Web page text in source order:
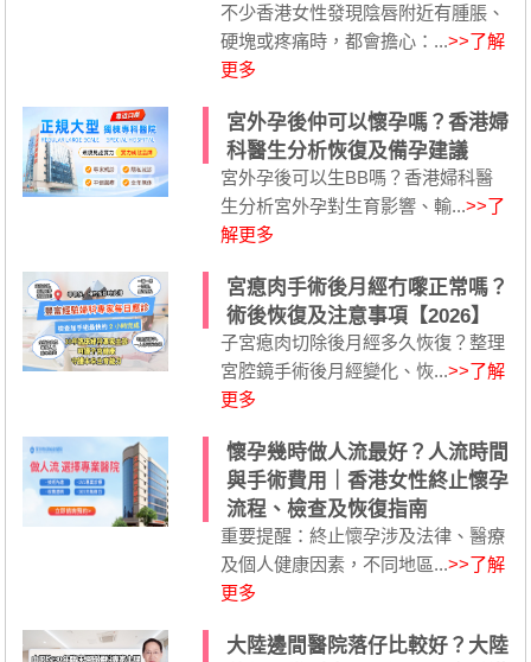
不少香港女性發現陰唇附近有腫脹、
硬塊或疼痛時，都會擔心：...>>了解
更多
宮外孕後仲可以懷孕嗎？香港婦
科醫生分析恢復及備孕建議
宮外孕後可以生BB嗎？香港婦科醫
生分析宮外孕對生育影響、輸...>>了
解更多
宮瘜肉手術後月經冇嚟正常嗎？
術後恢復及注意事項【2026】
子宮瘜肉切除後月經多久恢復？整理
宮腔鏡手術後月經變化、恢...>>了解
更多
懷孕幾時做人流最好？人流時間
與手術費用｜香港女性終止懷孕
流程、檢查及恢復指南
重要提醒：終止懷孕涉及法律、醫療
及個人健康因素，不同地區...>>了解
更多
大陸邊間醫院落仔比較好？大陸